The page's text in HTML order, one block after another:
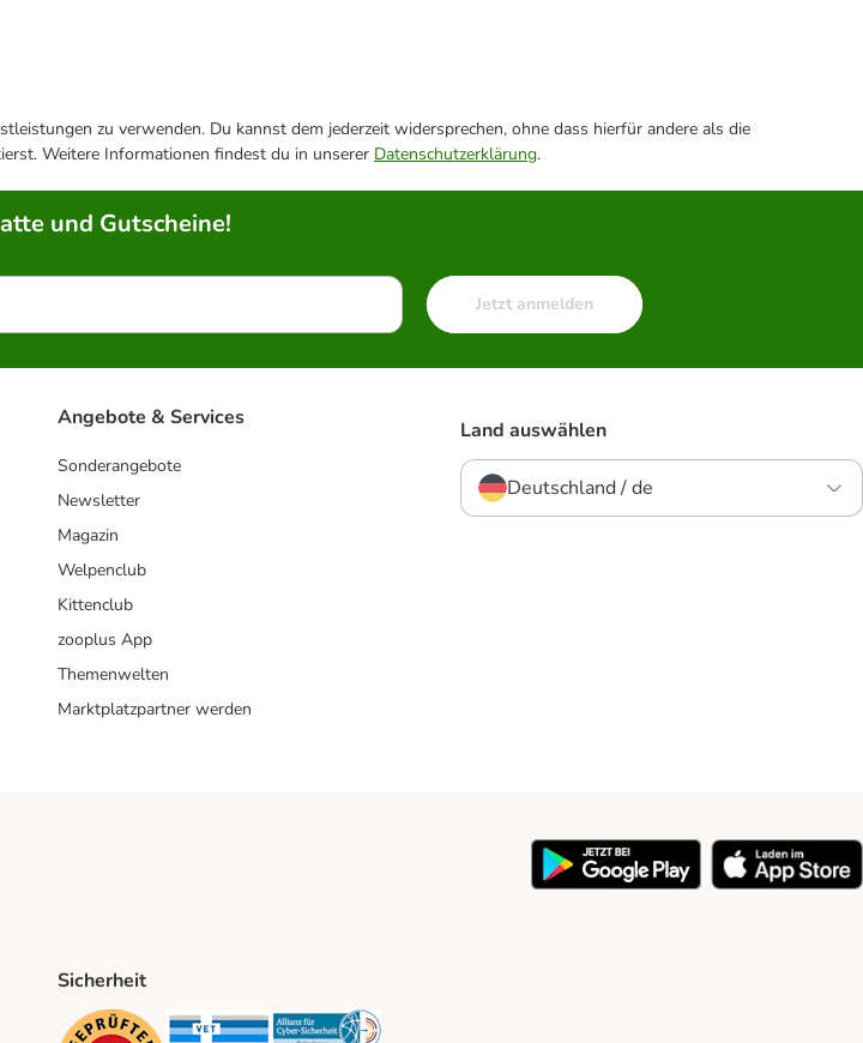
zu verwenden. Du kannst dem jederzeit widersprechen, ohne dass hierfür andere als die
Weitere Informationen findest du in unserer Datenschutzerklärung.
und Gutscheine!
Jetzt anmelden
Angebote & Services
Sonderangebote
Newsletter
Magazin
Welpenclub
Kittenclub
zooplus App
Themenwelten
Marktplatzpartner werden
Land auswählen
Deutschland / de
Sicherheit
Security Security Security